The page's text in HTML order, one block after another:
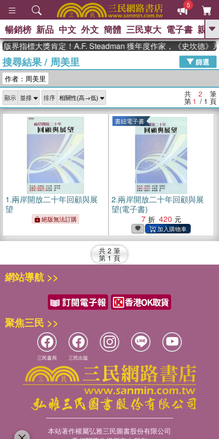
5
GO
高希均教授回憶錄
、 The Odyssey 、 父親節 、 如果歷
獎 臺灣漫遊錄 、 方念華 、 台灣的李
登輝時代
數學女孩：黎曼猜想 、
偉大的迷走神經
暢銷榜 新品 中文 外文 簡體 三民東大 電子書 親子
界指標大獎肯定！A.F. Steadman 獲年度作家，《史坎德》
搜尋結果/ 周美里
篩選
作者：周美里
顯示 排序 共 2 筆
第 1 / 1 頁
1.兩岸開放二十年回顧與展
望
絕版無法訂購
書紐電子書
2.兩岸開放二十年回顧與展
望(電子書)
7
420
共 2 筆
第 1 頁
網站導航 >>
聚焦三民 >>
三民書局 三民出版
本站著作權屬弘雅三民圖書股份有限公司